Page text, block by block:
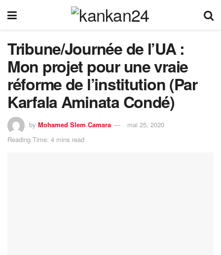
Tribune/Journée de l’UA :
Mon projet pour une vraie
réforme de l’institution (Par
Karfala Aminata Condé)
by Mohamed Slem Camara
mai 25, 2020
Reading Time: 4 mins read